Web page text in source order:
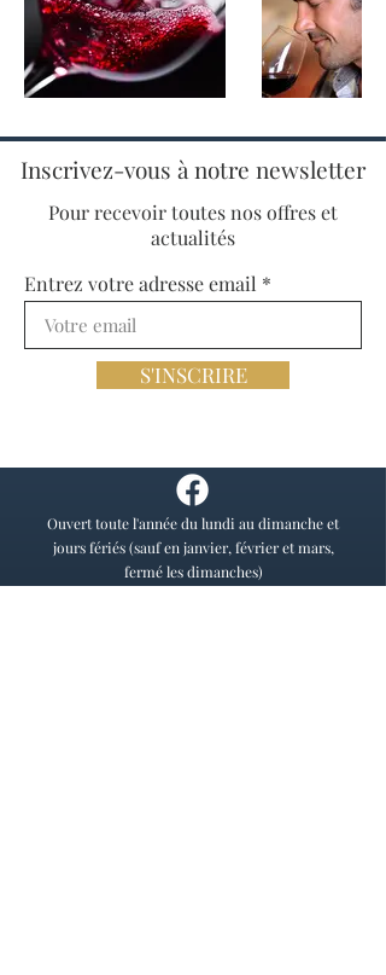
Inscrivez-vous à notre newsletter
Pour recevoir toutes nos offres et
actualités
Entrez votre adresse email
S'INSCRIRE
Ouvert toute l'année du lundi au dimanche et
jours fériés (sauf en janvier, février et mars,
fermé les dimanches)